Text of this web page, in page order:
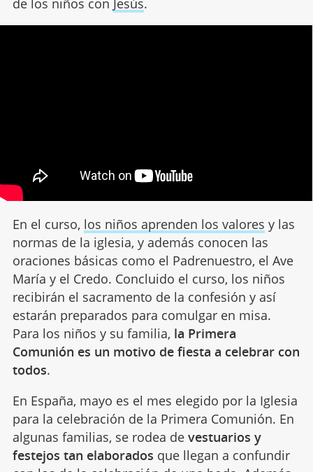
En el curso, los niños aprenden los valores y las
normas de la iglesia, y además conocen las
oraciones básicas como el Padrenuestro, el Ave
María y el Credo. Concluido el curso, los niños
recibirán el sacramento de la confesión y así
estarán preparados para comulgar en misa.
Para los niños y su familia, la Primera
Comunión es un motivo de fiesta a celebrar con
todos.
En España, mayo es el mes elegido por la Iglesia
para la celebración de la Primera Comunión. En
algunas familias, se rodea de vestuarios y
festejos tan elaborados que llegan a confundir